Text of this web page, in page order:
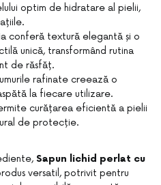
optim de hidratare al pielii,
conferă textură elegantă și o
unică, transformând rutina
de răsfăț.
rafinate creează o
la fiecare utilizare.
curățarea eficientă a pielii
de protecție.
Sapun lichid perlat cu
versatil, potrivit pentru